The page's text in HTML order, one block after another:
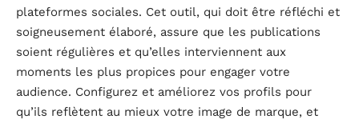
plateformes sociales. Cet outil, qui doit être réfléchi et
soigneusement élaboré, assure que les publications
soient régulières et qu’elles interviennent aux
moments les plus propices pour engager votre
audience. Configurez et améliorez vos profils pour
qu’ils reflètent au mieux votre image de marque, et